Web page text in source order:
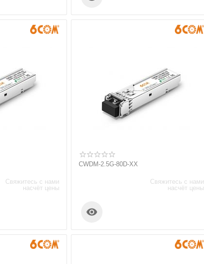
Свяжитесь с нами
насчёт цены
CWDM-2.5G-80D-XX
Свяжитесь с нами
насчёт цены
